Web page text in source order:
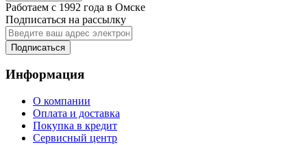
Работаем с 1992 года в Омске
Подписаться на рассылку
Подписаться
Информация
О компании
Оплата и доставка
Покупка в кредит
Сервисный центр